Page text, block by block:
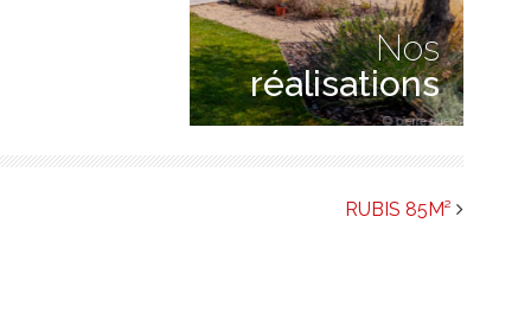
Nos
réalisations
RUBIS 85M²